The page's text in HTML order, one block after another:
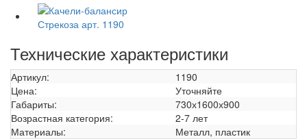
Технические характеристики
Артикул:
1190
Цена:
Уточняйте
Габариты:
730х1600х900
Возрастная категория:
2-7 лет
Материалы:
Металл, пластик